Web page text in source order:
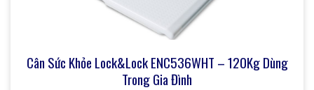
Cân Sức Khỏe Lock&Lock ENC536WHT – 120Kg Dùng
Trong Gia Đình